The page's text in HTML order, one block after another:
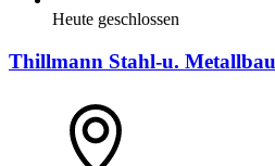
Heute geschlossen
Thillmann Stahl-u.